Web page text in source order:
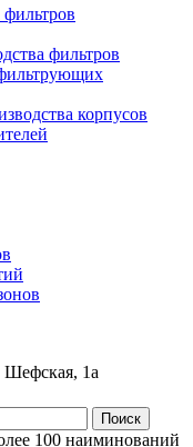
фильтров
корпусов
Шефская, 1а
Поиск
100 наиминований